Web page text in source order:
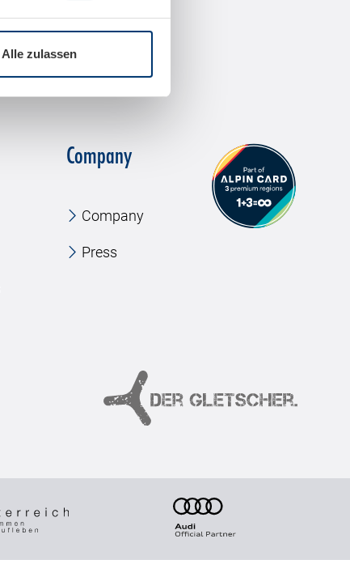
Alle zulassen
Company
Company
Press